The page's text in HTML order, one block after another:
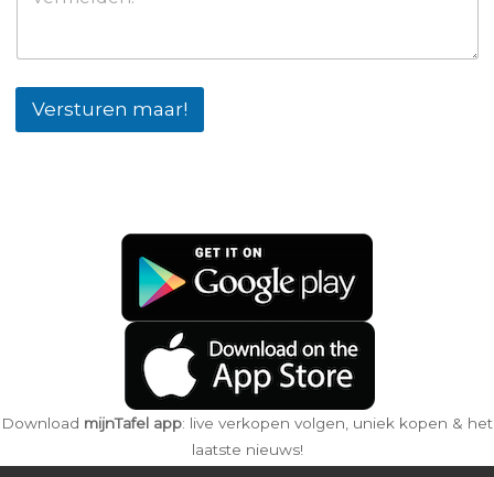
n
e
Versturen maar!
Download mijnTafel app: live verkopen volgen, uniek kopen & het
laatste nieuws!